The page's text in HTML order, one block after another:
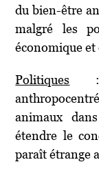
du bien-être
malgré les
économique et
Politiques :
animaux
étendre le
paraît étrange